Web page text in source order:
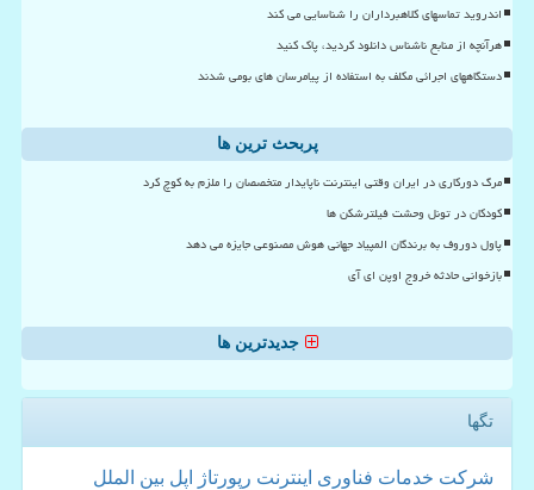
اندروید تماسهای کلاهبرداران را شناسایی می کند
هرآنچه از منابع ناشناس دانلود کردید، پاک کنید
دستگاههای اجرائی مکلف به استفاده از پیامرسان های بومی شدند
پربحث ترین ها
مرگ دورکاری در ایران وقتی اینترنت ناپایدار متخصصان را ملزم به کوچ کرد
کودکان در تونل وحشت فیلترشکن ها
پاول دوروف به برندگان المپیاد جهانی هوش مصنوعی جایزه می دهد
بازخوانی حادثه خروج اوپن ای آی
جدیدترین ها
تگها
شركت خدمات فناوری اینترنت رپورتاژ اپل بین الملل